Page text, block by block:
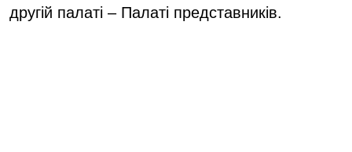
другій палаті – Палаті представників.